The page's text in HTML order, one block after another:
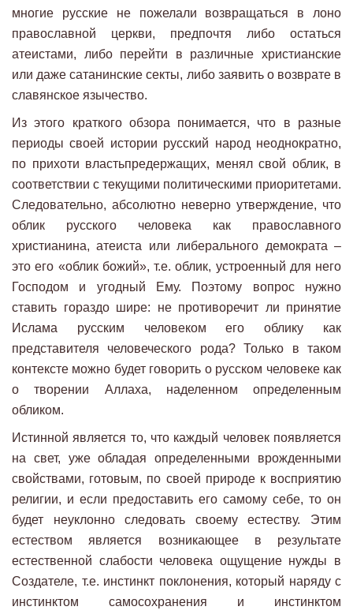
многие русские не пожелали возвращаться в лоно
православной церкви, предпочтя либо остаться
атеистами, либо перейти в различные христианские
или даже сатанинские секты, либо заявить о возврате в
славянское язычество.
Из этого краткого обзора понимается, что в разные
периоды своей истории русский народ неоднократно,
по прихоти властьпредержащих, менял свой облик, в
соответствии с текущими политическими приоритетами.
Следовательно, абсолютно неверно утверждение, что
облик русского человека как православного
христианина, атеиста или либерального демократа –
это его «облик божий», т.е. облик, устроенный для него
Господом и угодный Ему. Поэтому вопрос нужно
ставить гораздо шире: не противоречит ли принятие
Ислама русским человеком его облику как
представителя человеческого рода? Только в таком
контексте можно будет говорить о русском человеке как
о творении Аллаха, наделенном определенным
обликом.
Истинной является то, что каждый человек появляется
на свет, уже обладая определенными врожденными
свойствами, готовым, по своей природе к восприятию
религии, и если предоставить его самому себе, то он
будет неуклонно следовать своему естеству. Этим
естеством является возникающее в результате
естественной слабости человека ощущение нужды в
Создателе, т.е. инстинкт поклонения, который наряду с
инстинктом самосохранения и инстинктом